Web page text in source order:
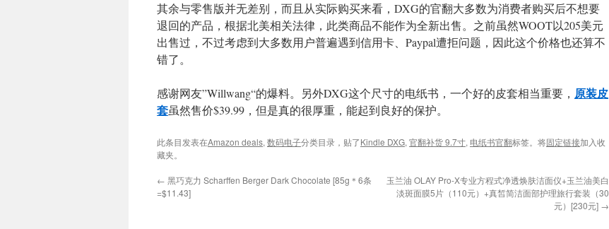
其余与零售版并无差别，而且从实际购买来看，DXG的官翻大多数为消费者购买后不想要
退回的产品，根据北美相关法律，此类商品不能作为全新出售。之前虽然WOOT以205美元
出售过，不过考虑到大多数用户普遍遇到信用卡、Paypal遭拒问题，因此这个价格也还算不
错了。
感谢网友”Willwang“的爆料。另外DXG这个尺寸的电纸书，一个好的皮套相当重要， 原装皮
套虽然售价$39.99，但是真的很厚重，能起到良好的保护。
此条目发表在Amazon deals, 数码电子分类目录，贴了Kindle DXG, 官翻补货 9.7寸, 电纸书官翻标签。将固定链接加入收
藏夹。
← 黑巧克力 Scharffen Berger Dark Chocolate [85g＊6条
=$11.43]
玉兰油 OLAY Pro-X专业方程式净透焕肤洁面仪+玉兰油美白
淡斑面膜5片（110元）+真皙简洁面部护理旅行套装（30
元）[230元] →